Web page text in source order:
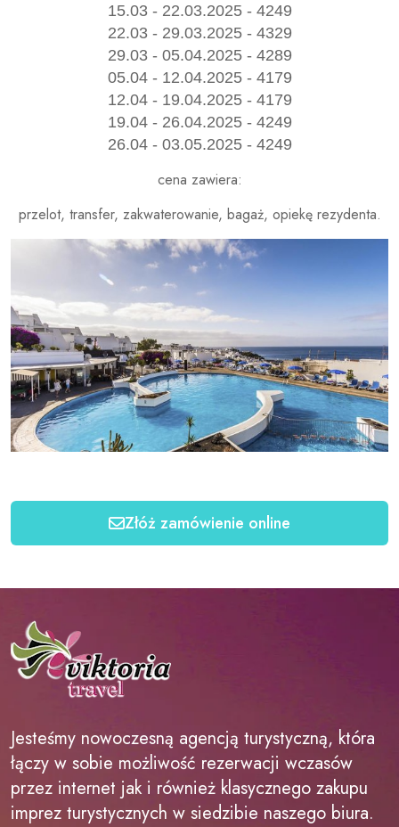
15.03 - 22.03.2025 - 4249
22.03 - 29.03.2025 - 4329
29.03 - 05.04.2025 - 4289
05.04 - 12.04.2025 - 4179
12.04 - 19.04.2025 - 4179
19.04 - 26.04.2025 - 4249
26.04 - 03.05.2025 - 4249
cena zawiera:
przelot, transfer, zakwaterowanie, bagaż, opiekę rezydenta.
Złóż zamówienie online
Jesteśmy nowoczesną agencją turystyczną, która
łączy w sobie możliwość rezerwacji wczasów
przez internet jak i również klasycznego zakupu
imprez turystycznych w siedzibie naszego biura.